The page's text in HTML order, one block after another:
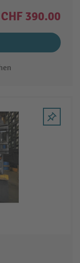
CHF 390.00